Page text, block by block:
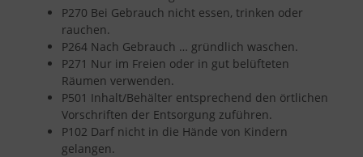
P270 Bei Gebrauch nicht essen, trinken oder
rauchen.
P264 Nach Gebrauch … gründlich waschen.
P271 Nur im Freien oder in gut belüfteten
Räumen verwenden.
P501 Inhalt/Behälter entsprechend den örtlichen
Vorschriften der Entsorgung zuführen.
P102 Darf nicht in die Hände von Kindern
gelangen.